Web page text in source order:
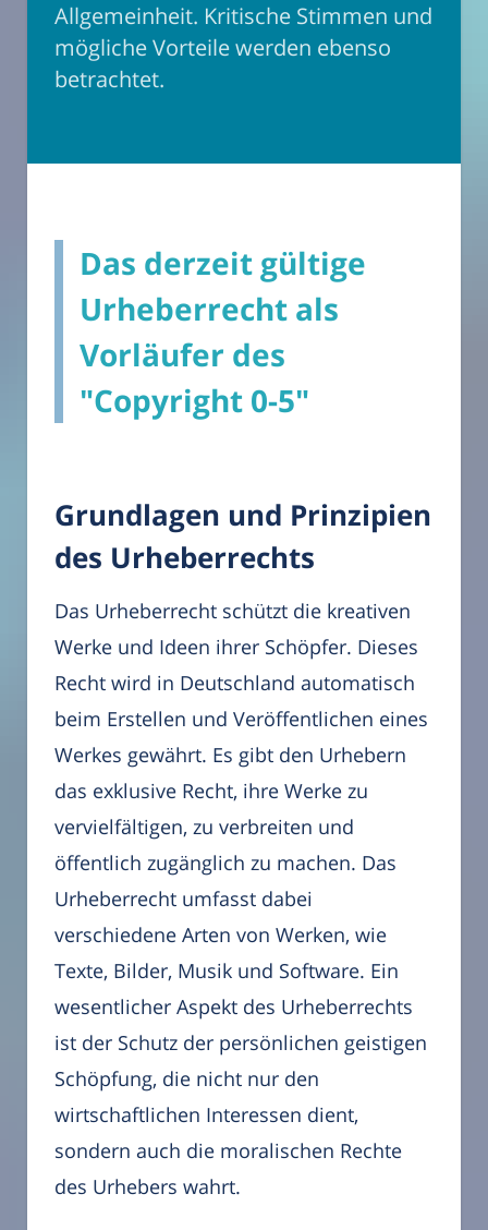
Allgemeinheit. Kritische Stimmen und
mögliche Vorteile werden ebenso
betrachtet.
Das derzeit gültige
Urheberrecht als
Vorläufer des
"Copyright 0-5"
Grundlagen und Prinzipien
des Urheberrechts
Das Urheberrecht schützt die kreativen
Werke und Ideen ihrer Schöpfer. Dieses
Recht wird in Deutschland automatisch
beim Erstellen und Veröffentlichen eines
Werkes gewährt. Es gibt den Urhebern
das exklusive Recht, ihre Werke zu
vervielfältigen, zu verbreiten und
öffentlich zugänglich zu machen. Das
Urheberrecht umfasst dabei
verschiedene Arten von Werken, wie
Texte, Bilder, Musik und Software. Ein
wesentlicher Aspekt des Urheberrechts
ist der Schutz der persönlichen geistigen
Schöpfung, die nicht nur den
wirtschaftlichen Interessen dient,
sondern auch die moralischen Rechte
des Urhebers wahrt.